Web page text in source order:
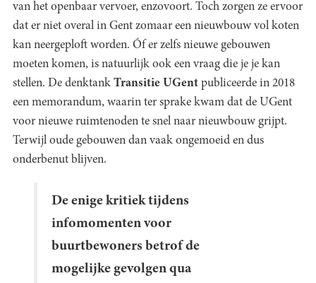
van het openbaar vervoer, enzovoort. Toch zorgen ze ervoor
dat er niet overal in Gent zomaar een nieuwbouw vol koten
kan neergeploft worden. Óf er zelfs nieuwe gebouwen
moeten komen, is natuurlijk ook een vraag die je je kan
stellen. De denktank Transitie UGent publiceerde in 2018
een memorandum, waarin ter sprake kwam dat de UGent
voor nieuwe ruimtenoden te snel naar nieuwbouw grijpt.
Terwijl oude gebouwen dan vaak ongemoeid en dus
onderbenut blijven.
De enige kritiek tijdens
infomomenten voor
buurtbewoners betrof de
mogelijke gevolgen qua